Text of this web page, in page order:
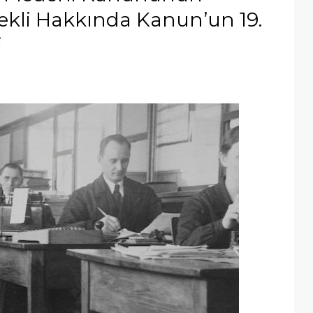
Hakkında Kanun’un 19.